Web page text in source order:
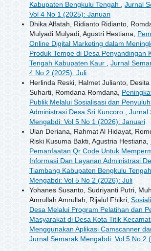
Kabupaten Bengkulu Tengah
Jurnal
Vol 4 No 1 (2025): Januari
Dhika Alfatah, Ridianto Ridianto,
Mulyadi Mulyadi, Agustri Hestiana,
Online Digital Marketing dalam
Produk Tempe di Desa Penyandingan
Tengah Kabupaten Kaur
Jurnal
4 No 2 (2025): Juli
Herlinda Reski, Halmet Julianto,
Suharti, Romdana Romdana,
Publik Melalui Sosialisasi dan
Administrasi Desa Sri Kuncoro
Jurnal
Mengabdi: Vol 5 No 1 (2026): Januari
Ulan Deriana, Rahmat Al Hidayat,
Riski Kusuma Bakti, Agustria Hestiana,
Pemanfaatan Qr Code Untuk
Informasi Dan Layanan Administrasi
Tiambang Kabupaten Bengkulu Tengah
Mengabdi: Vol 5 No 2 (2026): Juli
Yohanes Susanto, Sudriyanti Putri,
Amrullah Amrullah, Rijalul Fhikri,
Desa Melalui Program Pelatihan dan
Masyarakat di Desa Kota Titik
Menggunakan Aplikasi Camscanner
Jurnal Semarak Mengabdi: Vol 5 No 2